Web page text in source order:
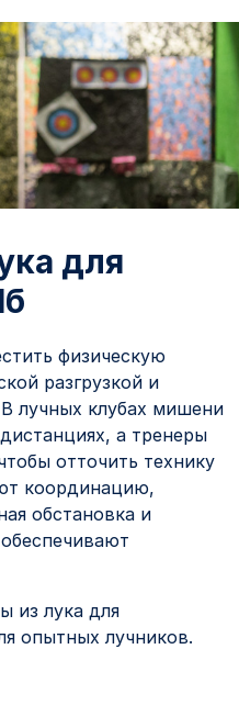
для
физическую
разгрузкой и
лучных клубах мишени
а тренеры
отточить технику
координацию,
обстановка и
из лука для
опытных лучников.